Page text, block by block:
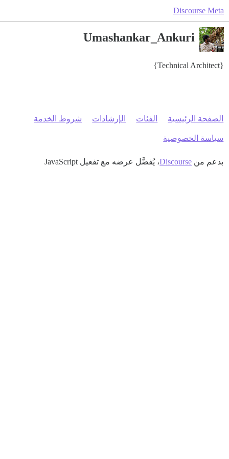
Discourse Meta
Umashankar_Ankuri
{Technical Architect}
الصفحة الرئيسية الفئات الإرشادات شروط الخدمة
سياسة الخصوصية
بدعم من Discourse، يُفضَّل عرضه مع تفعيل JavaScript